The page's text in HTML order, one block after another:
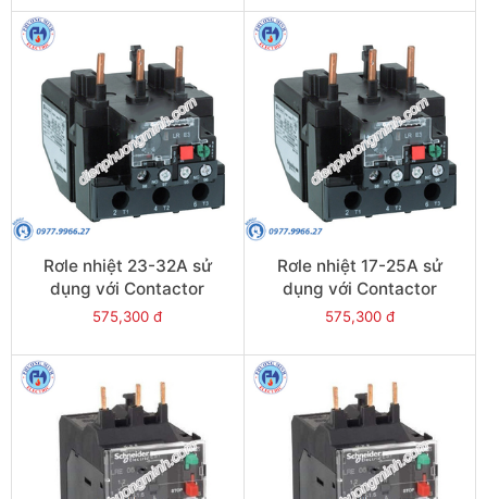
Rơle nhiệt 23-32A sử
dụng với Contactor
LC1E40-E95 - Model
575,300 đ
Rơle nhiệt 17-25A sử
dụng với Contactor
LC1E40-E95 - Model
575,300 đ